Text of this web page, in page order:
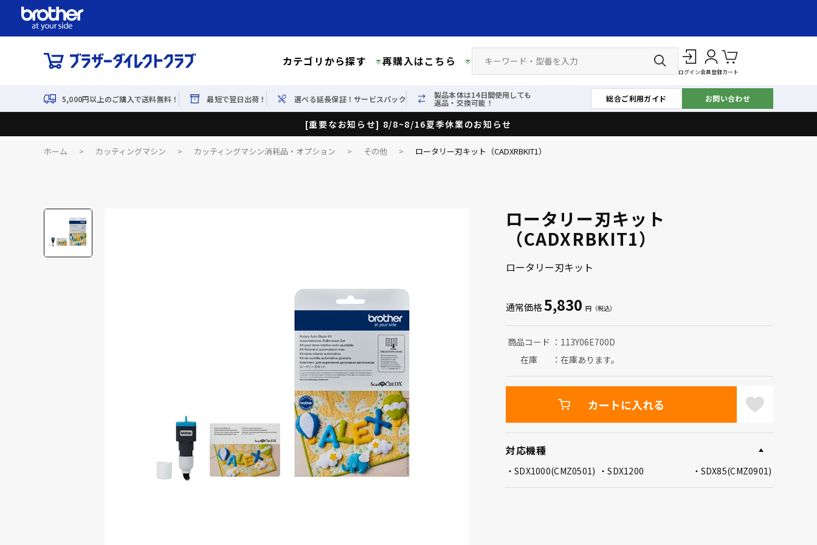
カテゴリから探す 再購入はこちら
ログイン会員登録カート
5,000円以上のご購入で送料無料！ 最短で翌日出荷！ 選べる延長保証！サービスパック 製品本体は14日間使用しても
返品・交換可能！ 総合ご利用ガイド お問い合わせ
[重要なお知らせ] 8/8~8/16夏季休業のお知らせ
ホーム > カッティングマシン > カッティングマシン消耗品・オプション > その他 > ロータリー刃キット（CADXRBKIT1）
ロータリー刃キット
（CADXRBKIT1）
ロータリー刃キット
通常価格5,830
商品コード
113Y06E700D
在庫
在庫あります。
対応機種
SDX1000(CMZ0501) SDX1200 SDX85(CMZ0901)
カートに入れる